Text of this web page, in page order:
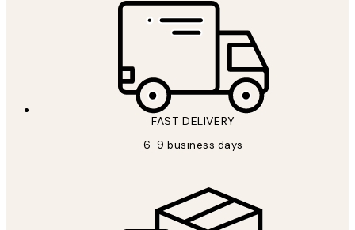
FAST DELIVERY
6-9 business days